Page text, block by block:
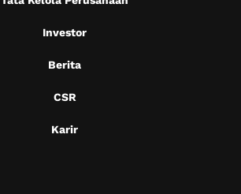
Investor
Berita
CSR
Karir